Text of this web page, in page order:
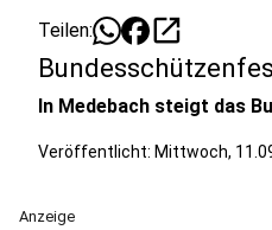
Teilen: open_in_new
In Medebach steigt das
Veröffentlicht: Mittwoch,
Anzeige